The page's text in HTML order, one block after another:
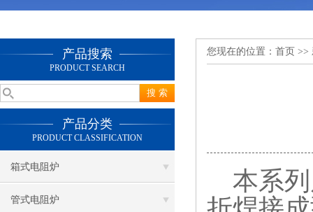
产品搜索
PRODUCT SEARCH
产品分类
PRODUCT CLASSIFICATION
箱式电阻炉
管式电阻炉
您现在的位置： 首页 >>
本系